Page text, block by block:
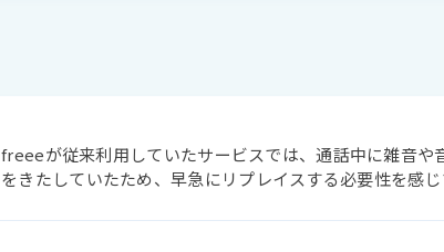
freeeが従来利用していたサービスでは、通話中に雑音や
をきたしていたため、早急にリプレイスする必要性を感じ